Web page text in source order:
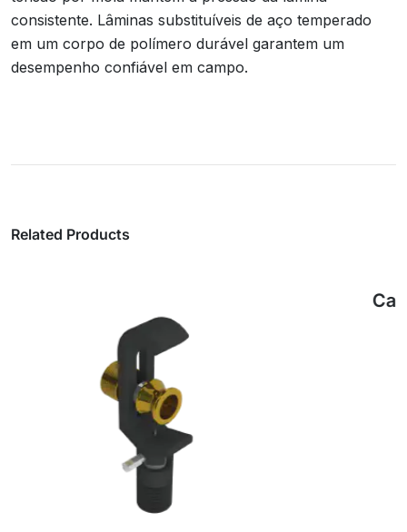
consistente. Lâminas substituíveis de aço temperado
em um corpo de polímero durável garantem um
desempenho confiável em campo.
Related Products